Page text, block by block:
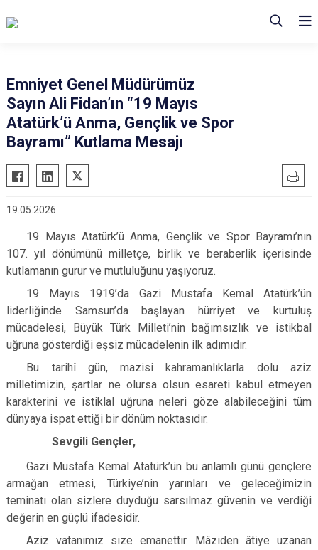
Emniyet Genel Müdürümüz
Sayın Ali Fidan’ın “19 Mayıs
Atatürk’ü Anma, Gençlik ve Spor
Bayramı” Kutlama Mesajı
19.05.2026
19 Mayıs Atatürk’ü Anma, Gençlik ve Spor Bayramı’nın
107. yıl dönümünü milletçe, birlik ve beraberlik içerisinde
kutlamanın gurur ve mutluluğunu yaşıyoruz.
19 Mayıs 1919’da Gazi Mustafa Kemal Atatürk’ün
liderliğinde Samsun’da başlayan hürriyet ve kurtuluş
mücadelesi, Büyük Türk Milleti’nin bağımsızlık ve istikbal
uğruna gösterdiği eşsiz mücadelenin ilk adımıdır.
Bu tarihî gün, mazisi kahramanlıklarla dolu aziz
milletimizin, şartlar ne olursa olsun esareti kabul etmeyen
karakterini ve istiklal uğruna neleri göze alabileceğini tüm
dünyaya ispat ettiği bir dönüm noktasıdır.
Sevgili Gençler,
Gazi Mustafa Kemal Atatürk’ün bu anlamlı günü gençlere
armağan etmesi, Türkiye’nin yarınları ve geleceğimizin
teminatı olan sizlere duyduğu sarsılmaz güvenin ve verdiği
değerin en güçlü ifadesidir.
Aziz vatanımız size emanettir. Mâziden âtiye uzanan